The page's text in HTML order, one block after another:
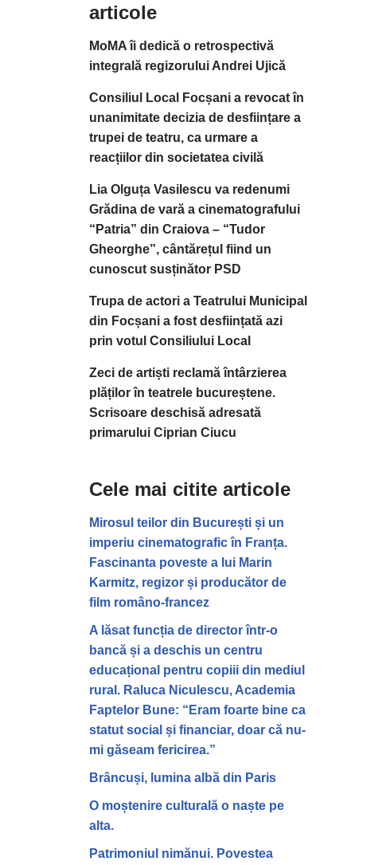
articole
MoMA îi dedică o retrospectivă
integrală regizorului Andrei Ujică
Consiliul Local Focșani a revocat în
unanimitate decizia de desființare a
trupei de teatru, ca urmare a
reacțiilor din societatea civilă
Lia Olguța Vasilescu va redenumi
Grădina de vară a cinematografului
“Patria” din Craiova – “Tudor
Gheorghe”, cântărețul fiind un
cunoscut susținător PSD
Trupa de actori a Teatrului Municipal
din Focșani a fost desființată azi
prin votul Consiliului Local
Zeci de artiști reclamă întârzierea
plăților în teatrele bucureștene.
Scrisoare deschisă adresată
primarului Ciprian Ciucu
Cele mai citite articole
Mirosul teilor din București și un
imperiu cinematografic în Franța.
Fascinanta poveste a lui Marin
Karmitz, regizor și producător de
film româno-francez
A lăsat funcția de director într-o
bancă și a deschis un centru
educațional pentru copiii din mediul
rural. Raluca Niculescu, Academia
Faptelor Bune: “Eram foarte bine ca
statut social și financiar, doar că nu-
mi găseam fericirea.”
Brâncuși, lumina albă din Paris
O moștenire culturală o naște pe
alta.
Patrimoniul nimănui. Povestea